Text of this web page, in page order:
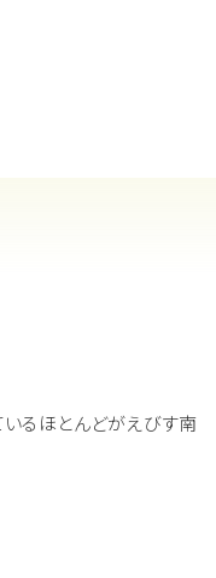
るほとんどがえびす南